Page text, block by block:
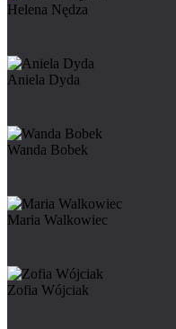
Helena Nędza
Aniela Dyda
Wanda Bobek
Maria Walkowiec
Zofia Wójciak